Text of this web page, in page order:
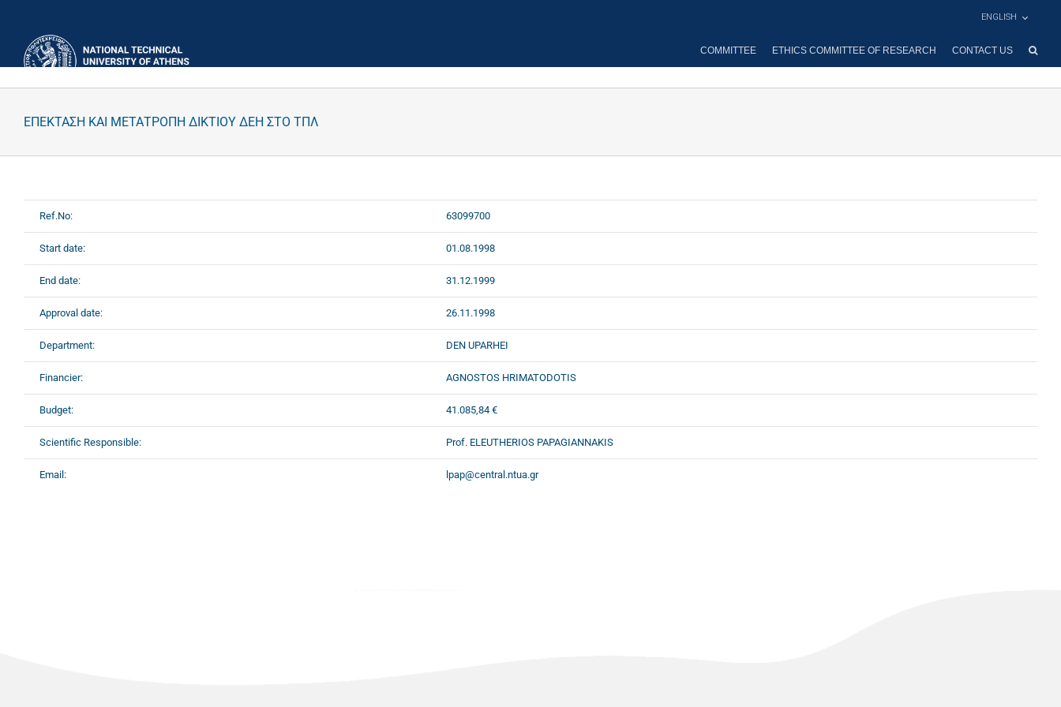
ENGLISH
COMMITTEE ETHICS COMMITTEE OF RESEARCH CONTACT US
ΕΠΕΚΤΑΣΗ ΚΑΙ ΜΕΤΑΤΡΟΠΗ ΔΙΚΤΙΟΥ ΔΕΗ ΣΤΟ ΤΠΛ
Ref.No: 63099700
Start date: 01.08.1998
End date: 31.12.1999
Approval date: 26.11.1998
Department: DEN UPARHEI
Financier: AGNOSTOS HRIMATODOTIS
Budget: 41.085,84 €
Scientific Responsible: Prof. ELEUTHERIOS PAPAGIANNAKIS
Email: lpap@central.ntua.gr